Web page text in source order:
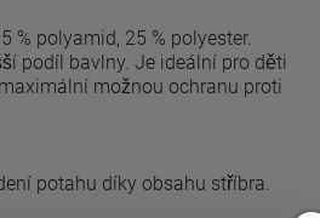
% polyamid, 25 % polyester.
podíl bavlny. Je ideální pro děti
možnou ochranu proti
potahu díky obsahu stříbra.